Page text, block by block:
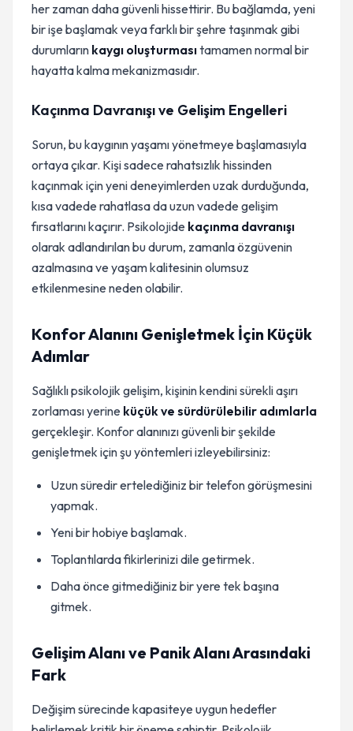
her zaman daha güvenli hissettirir. Bu bağlamda, yeni
bir işe başlamak veya farklı bir şehre taşınmak gibi
durumların kaygı oluşturmasıtamamen normal bir
hayatta kalma mekanizmasıdır.
Kaçınma Davranışı ve Gelişim Engelleri
Sorun, bu kaygının yaşamı yönetmeye başlamasıyla
ortaya çıkar. Kişi sadece rahatsızlık hissinden
kaçınmak için yeni deneyimlerden uzak durduğunda,
kısa vadede rahatlasa da uzun vadede gelişim
fırsatlarını kaçırır. Psikolojide kaçınma davranışı
olarak adlandırılan bu durum, zamanla özgüvenin
azalmasına ve yaşam kalitesinin olumsuz
etkilenmesine neden olabilir.
Konfor Alanını Genişletmek İçin Küçük
Adımlar
Sağlıklı psikolojik gelişim, kişinin kendini sürekli aşırı
zorlaması yerine küçük ve sürdürülebilir adımlarla
gerçekleşir. Konfor alanınızı güvenli bir şekilde
genişletmek için şu yöntemleri izleyebilirsiniz:
Uzun süredir ertelediğiniz bir telefon görüşmesini
yapmak.
Yeni bir hobiye başlamak.
Toplantılarda fikirlerinizi dile getirmek.
Daha önce gitmediğiniz bir yere tek başına
gitmek.
Gelişim Alanı ve Panik Alanı Arasındaki
Fark
Değişim sürecinde kapasiteye uygun hedefler